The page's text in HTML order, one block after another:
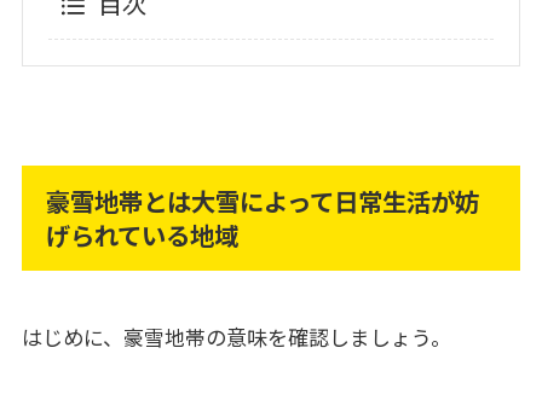
豪雪地帯とは大雪によって日常生活が妨
げられている地域
はじめに、豪雪地帯の意味を確認しましょう。